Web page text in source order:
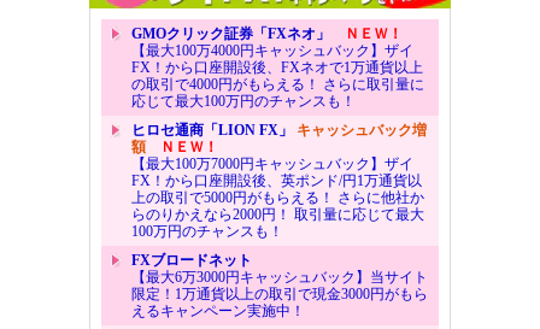
GMOクリック証券「FXネオ」
ＮＥＷ！
【最大100万4000円キャッシュバック】ザイ
FX！から口座開設後、FXネオで1万通貨以上
の取引で4000円がもらえる！ さらに取引量に
応じて最大100万円のチャンスも！
ヒロセ通商「LION FX」 キャッシュバック増
額ＮＥＷ！
【最大100万7000円キャッシュバック】ザイ
FX！から口座開設後、英ポンド/円1万通貨以
上の取引で5000円がもらえる！ さらに他社か
らのりかえなら2000円！ 取引量に応じて最大
100万円のチャンスも！
FXブロードネット
【最大6万3000円キャッシュバック】当サイト
限定！1万通貨以上の取引で現金3000円がもら
えるキャンペーン実施中！